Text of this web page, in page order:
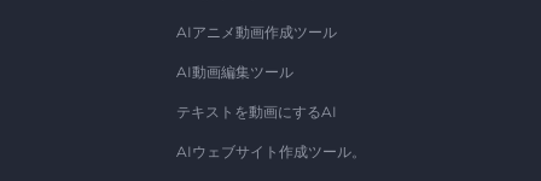
AIアニメ動画作成ツール
AI動画編集ツール
テキストを動画にするAI
AIウェブサイト作成ツール。